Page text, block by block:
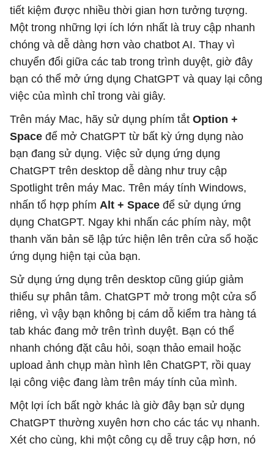
tiết kiệm được nhiều thời gian hơn tưởng tượng.
Một trong những lợi ích lớn nhất là truy cập nhanh
chóng và dễ dàng hơn vào chatbot AI. Thay vì
chuyển đổi giữa các tab trong trình duyệt, giờ đây
bạn có thể mở ứng dụng ChatGPT và quay lại công
việc của mình chỉ trong vài giây.
Trên máy Mac, hãy sử dụng phím tắt Option +
Space để mở ChatGPT từ bất kỳ ứng dụng nào
bạn đang sử dụng. Việc sử dụng ứng dụng
ChatGPT trên desktop dễ dàng như truy cập
Spotlight trên máy Mac. Trên máy tính Windows,
nhấn tổ hợp phím Alt + Space để sử dụng ứng
dụng ChatGPT. Ngay khi nhấn các phím này, một
thanh văn bản sẽ lập tức hiện lên trên cửa sổ hoặc
ứng dụng hiện tại của bạn.
Sử dụng ứng dụng trên desktop cũng giúp giảm
thiểu sự phân tâm. ChatGPT mở trong một cửa sổ
riêng, vì vậy bạn không bị cám dỗ kiểm tra hàng tá
tab khác đang mở trên trình duyệt. Bạn có thể
nhanh chóng đặt câu hỏi, soạn thảo email hoặc
upload ảnh chụp màn hình lên ChatGPT, rồi quay
lại công việc đang làm trên máy tính của mình.
Một lợi ích bất ngờ khác là giờ đây bạn sử dụng
ChatGPT thường xuyên hơn cho các tác vụ nhanh.
Xét cho cùng, khi một công cụ dễ truy cập hơn, nó